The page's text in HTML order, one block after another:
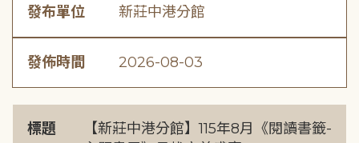
發布單位 新莊中港分館
發佈時間 2026-08-03
標題
【新莊中港分館】115年8月《閱讀書籤-